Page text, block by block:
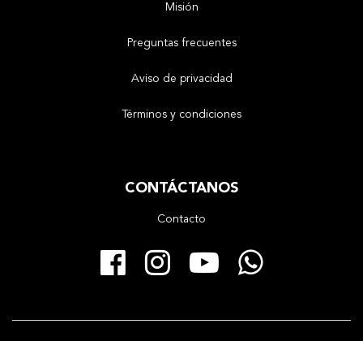
Misión
Preguntas frecuentes
Aviso de privacidad
Términos y condiciones
CONTÁCTANOS
Contacto
Facebook
Instagram
YouTube